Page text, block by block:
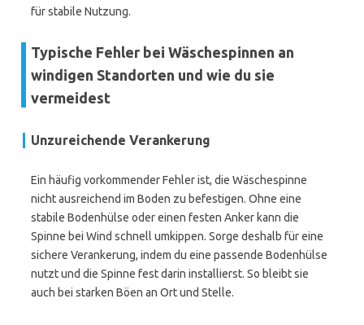
für stabile Nutzung.
Typische Fehler bei Wäschespinnen an
windigen Standorten und wie du sie
vermeidest
Unzureichende Verankerung
Ein häufig vorkommender Fehler ist, die Wäschespinne
nicht ausreichend im Boden zu befestigen. Ohne eine
stabile Bodenhülse oder einen festen Anker kann die
Spinne bei Wind schnell umkippen. Sorge deshalb für eine
sichere Verankerung, indem du eine passende Bodenhülse
nutzt und die Spinne fest darin installierst. So bleibt sie
auch bei starken Böen an Ort und Stelle.